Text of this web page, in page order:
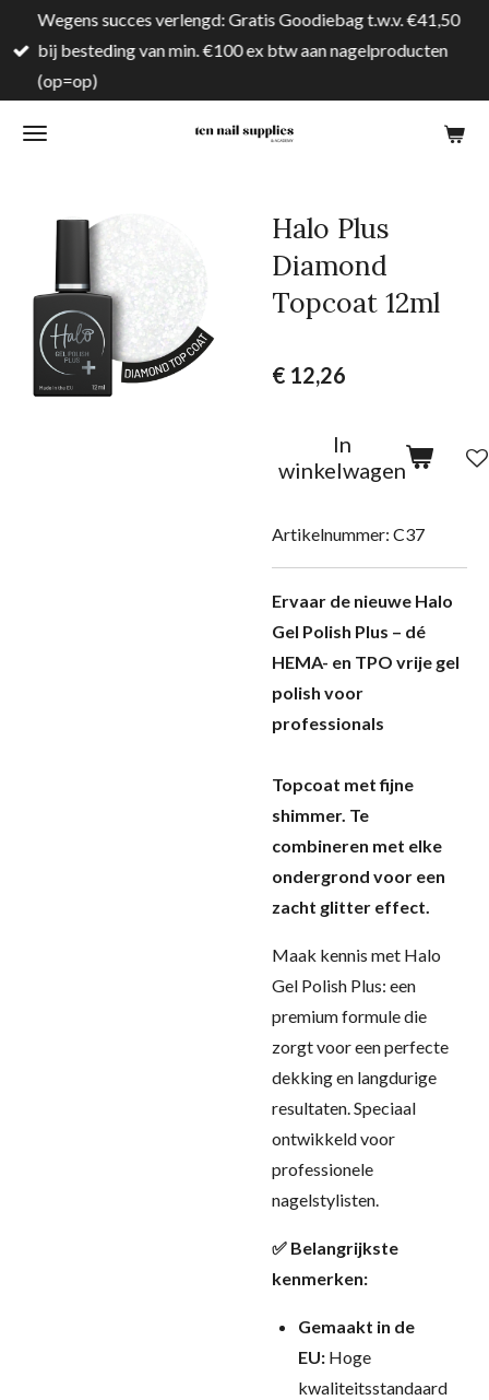
direct
naar
hoofdinhoud
Wegens succes verlengd: Gratis Goodiebag t.w.v. €41,50
bij besteding van min. €100 ex btw aan nagelproducten
(op=op)
Halo Plus
Diamond
Topcoat 12ml
€ 12,26
In
winkelwagen
Artikelnummer: C37
Ervaar de nieuwe Halo
Gel Polish Plus – dé
HEMA- en TPO vrije gel
polish voor
professionals
Topcoat met fijne
shimmer. Te
combineren met elke
ondergrond voor een
zacht glitter effect.
Maak kennis met Halo
Gel Polish Plus: een
premium formule die
zorgt voor een perfecte
dekking en langdurige
resultaten. Speciaal
ontwikkeld voor
professionele
nagelstylisten.
✅ Belangrijkste
kenmerken:
Gemaakt in de
EU: Hoge
kwaliteitsstandaard